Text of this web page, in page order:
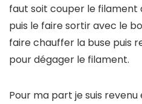
faut soit couper le filament
puis le faire sortir avec le
faire chauffer la buse puis
pour dégager le filament.
Pour ma part je suis